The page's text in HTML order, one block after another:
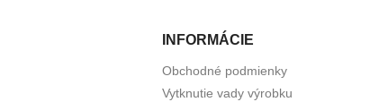
INFORMÁCIE
Obchodné podmienky
Vytknutie vady výrobku